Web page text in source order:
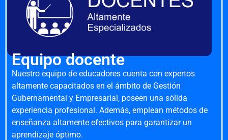
Equipo docente
Nuestro equipo de educadores cuenta con expertos
altamente capacitados en el ámbito de Gestión
Gubernamental y Empresarial, poseen una sólida
experiencia profesional. Además, emplean métodos de
enseñanza altamente efectivos para garantizar un
aprendizaje óptimo.